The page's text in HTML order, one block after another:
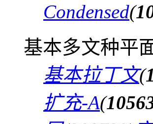
Condensed(
基本多文种平
基本拉丁文(
扩充-A(